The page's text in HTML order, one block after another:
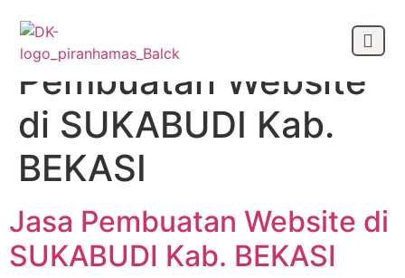
Tag:
Jasa
Pembuatan Website
di SUKABUDI Kab.
BEKASI
Jasa Pembuatan Website di
SUKABUDI Kab. BEKASI